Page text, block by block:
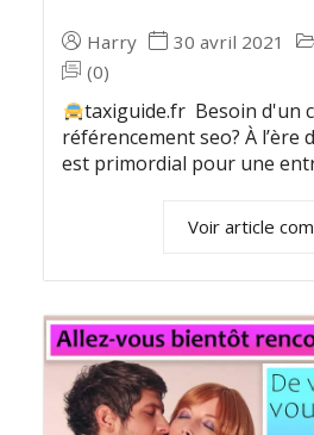
Harry 30 avril 2021
(0)
taxiguide.fr Besoin d'un
référencement seo? À l’ère
est primordial pour une
Voir article